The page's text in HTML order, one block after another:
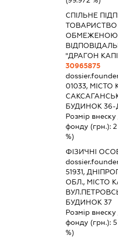
СПІЛЬНЕ
ТОВАРИСТВО
ОБМЕЖЕНОЮ
"ДРАГОН
30965875
01033, МІСТО
БУДИНОК 36-
Розмір
фонду (грн.):
%)
ФІЗИЧНІ
51931,
ОБЛ., МІСТО
БУДИНОК 37
Розмір
фонду (грн.):
%)